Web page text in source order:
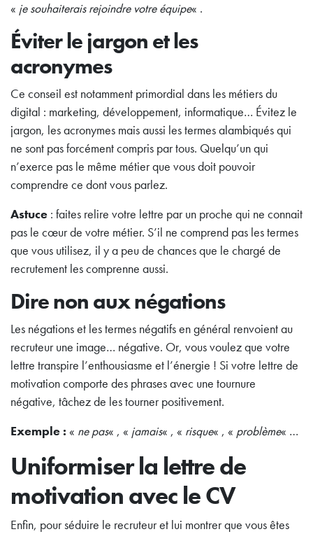
« je souhaiterais rejoindre votre équipe« .
Éviter le jargon et les
acronymes
Ce conseil est notamment primordial dans les métiers du
digital : marketing, développement, informatique… Évitez le
jargon, les acronymes mais aussi les termes alambiqués qui
ne sont pas forcément compris par tous. Quelqu’un qui
n’exerce pas le même métier que vous doit pouvoir
comprendre ce dont vous parlez.
Astuce : faites relire votre lettre par un proche qui ne connait
pas le cœur de votre métier. S’il ne comprend pas les termes
que vous utilisez, il y a peu de chances que le chargé de
recrutement les comprenne aussi.
Dire non aux négations
Les négations et les termes négatifs en général renvoient au
recruteur une image… négative. Or, vous voulez que votre
lettre transpire l’enthousiasme et l’énergie ! Si votre lettre de
motivation comporte des phrases avec une tournure
négative, tâchez de les tourner positivement.
Exemple : « ne pas« , « jamais« , « risque« , « problème« …
Uniformiser la lettre de
motivation avec le CV
Enfin, pour séduire le recruteur et lui montrer que vous êtes